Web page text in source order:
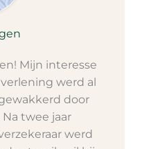
Mijn interesse
werd al
door
twee jaar
werd